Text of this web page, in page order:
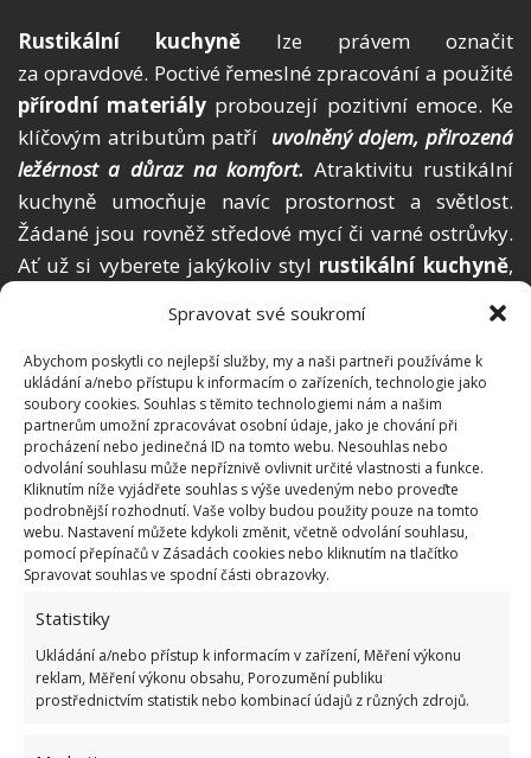
Spravovat své soukromí
Abychom poskytli co nejlepší služby, my a naši partneři používáme k
ukládání a/nebo přístupu k informacím o zařízeních, technologie jako
soubory cookies. Souhlas s těmito technologiemi nám a našim
partnerům umožní zpracovávat osobní údaje, jako je chování při
procházení nebo jedinečná ID na tomto webu. Nesouhlas nebo
odvolání souhlasu může nepříznivě ovlivnit určité vlastnosti a funkce.
Kliknutím níže vyjádřete souhlas s výše uvedeným nebo proveďte
podrobnější rozhodnutí. Vaše volby budou použity pouze na tomto
webu. Nastavení můžete kdykoli změnit, včetně odvolání souhlasu,
pomocí přepínačů v Zásadách cookies nebo kliknutím na tlačítko
Spravovat souhlas ve spodní části obrazovky.
Statistiky
Ukládání a/nebo přístup k informacím v zařízení, Měření výkonu
reklam, Měření výkonu obsahu, Porozumění publiku
prostřednictvím statistik nebo kombinací údajů z různých zdrojů.
Rustikální kuchyně lze právem označit
za opravdové. Poctivé řemeslné zpracování a použité
přírodní materiály probouzejí pozitivní emoce. Ke
klíčovým atributům patří uvolněný dojem, přirozená
ležérnost a důraz na komfort. Atraktivitu rustikální
kuchyně umocňuje navíc prostornost a světlost.
Žádané jsou rovněž středové mycí či varné ostrůvky.
Ať už si vyberete jakýkoliv styl rustikální kuchyně,
Jaké dřevo se nejčastěji využívá?
Nejčastěji používané materiály tvoříjehličnaté
dřeviny, jako jsou borovice a smrk. Ovšem používá
se rovněž dřevolistnatých stromů. Zejména ořech,
dub, buk, třešeň, hruška a olše.Rustikální kuchyně
vám bude zkrátka dělat radost každý den a nikdy se
vám neokouká.
Obrázek:pixabay.com
Čtěte také:Moderní i rustikální kuchyně:
Fotogalerie plná inspirace